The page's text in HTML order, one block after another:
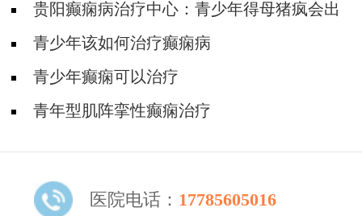
遗传性羊癫疯是怎么样的？
贵阳癫痫病治疗中心：青少年得母猪疯会出
现哪些早期症状？
青少年该如何治疗癫痫病
青少年癫痫可以治疗
青年型肌阵挛性癫痫治疗
医院电话： 17785605016